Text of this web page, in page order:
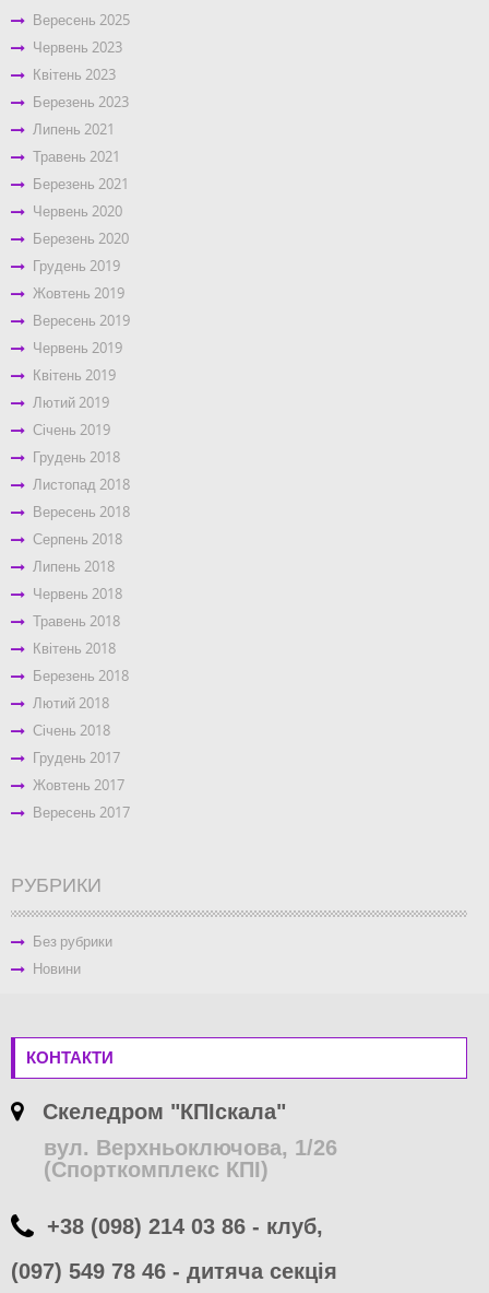
Вересень 2025
Червень 2023
Квітень 2023
Березень 2023
Липень 2021
Травень 2021
Березень 2021
Червень 2020
Березень 2020
Грудень 2019
Жовтень 2019
Вересень 2019
Червень 2019
Квітень 2019
Лютий 2019
Січень 2019
Грудень 2018
Листопад 2018
Вересень 2018
Серпень 2018
Липень 2018
Червень 2018
Травень 2018
Квітень 2018
Березень 2018
Лютий 2018
Січень 2018
Грудень 2017
Жовтень 2017
Вересень 2017
РУБРИКИ
Без рубрики
Новини
КОНТАКТИ
Скеледром "КПІскала"
вул. Верхньоключова, 1/26
(Спорткомплекс КПІ)
+38 (098) 214 03 86 - клуб,
(097) 549 78 46 - дитяча секція